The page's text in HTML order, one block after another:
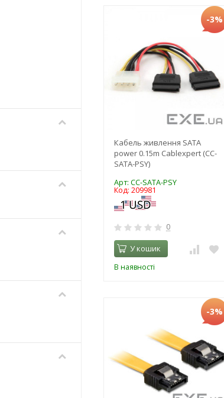
-3%
Кабель живлення SATA
power 0.15m Cablexpert (CC-
SATA-PSY)
Арт: CC-SATA-PSY
Код: 209981
0
У кошик
В наявності
-3%